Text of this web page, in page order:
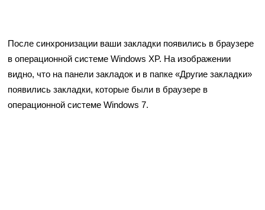
После синхронизации ваши закладки появились в браузере
в операционной системе Windows XP. На изображении
видно, что на панели закладок и в папке «Другие закладки»
появились закладки, которые были в браузере в
операционной системе Windows 7.